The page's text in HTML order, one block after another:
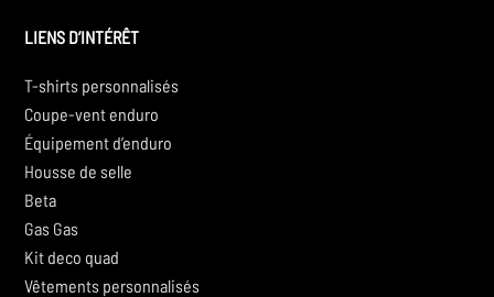
LIENS D’INTÉRÊT
T-shirts personnalisés
Coupe-vent enduro
Équipement d’enduro
Housse de selle
Beta
Gas Gas
Kit deco quad
Vêtements personnalisés